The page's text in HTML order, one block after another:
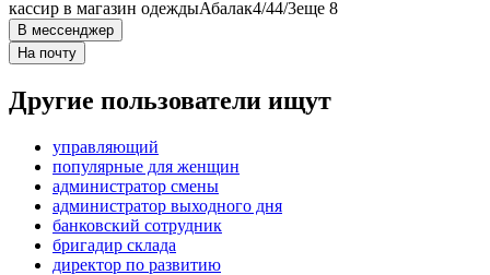
кассир в магазин одеждыАбалак4/44/3еще 8
В мессенджер
На почту
Другие пользователи ищут
управляющий
популярные для женщин
администратор смены
администратор выходного дня
банковский сотрудник
бригадир склада
директор по развитию